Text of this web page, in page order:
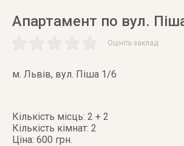
Апартамент по вул.
Оцініть заклад
м. Львів, вул. Піша 1/6
Кількість місць: 2 + 2
Кількість кімнат: 2
Ціна: 600 грн.